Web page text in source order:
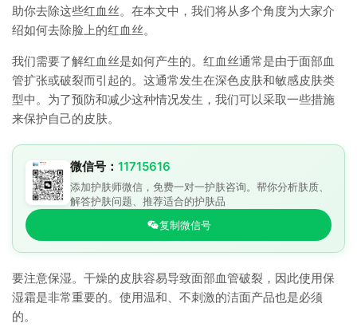
助你去除这些红血丝。在本文中，我们将从多个角度为大家介
绍如何去除脸上的红血丝。
我们需要了解红血丝是如何产生的。红血丝通常是由于面部血
管扩张或破裂而引起的。这通常发生在深色皮肤和敏感皮肤类
型中。为了预防和减少这种情况发生，我们可以采取一些措施
来保护自己的皮肤。
微信号： 11715616
添加护肤师微信，免费一对一护肤咨询。帮你分析肤质、
解答护肤问题、推荐适合的护肤品
复制微信号
要注意保湿。干燥的皮肤容易导致面部血管破裂，因此使用保
湿霜是非常重要的。使用温和、不刺激的洁面产品也是必须
的。